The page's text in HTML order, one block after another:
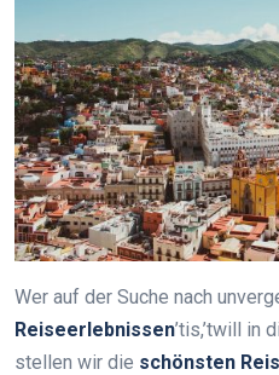
Wer auf der Suche nach
Reiseerlebnissen’tis,’twill in
stellen wir die schönsten